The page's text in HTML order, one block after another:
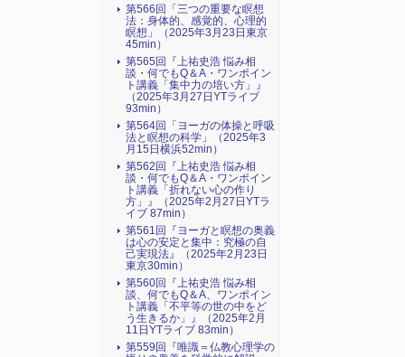
第566回「三つの重要な瞑想
法：身体的、感覚的、心理的
瞑想」（2025年3月23日東京
45min）
第565回『上祐史浩 悩み相
談・何でもQ＆A・ワンポイン
ト講義「集中力の培い方」』
（2025年3月27日YTライブ
93min）
第564回「ヨーガの体操と呼吸
法と瞑想の科学」（2025年3
月15日横浜52min）
第562回『上祐史浩 悩み相
談・何でもQ＆A・ワンポイン
ト講義「折れない心の作り
方」』（2025年2月27日YTラ
イブ 87min）
第561回『ヨーガと瞑想の奥義
は心の安定と集中：究極の自
己実現法』（2025年2月23日
東京30min）
第560回『上祐史浩 悩み相
談、何でもQ＆A、ワンポイン
ト講義「不平等の世の中をど
う生きるか」』（2025年2月
11日YTライブ 83min）
第559回『唯識＝仏教心理学の